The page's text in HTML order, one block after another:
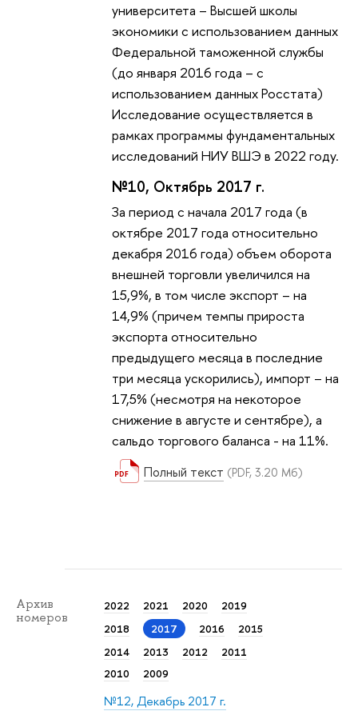
университета – Высшей школы
экономики с использованием данных
Федеральной таможенной службы
(до января 2016 года – с
использованием данных Росстата)
Исследование осуществляется в
рамках программы фундаментальных
исследований НИУ ВШЭ в 2022 году.
№10, Октябрь 2017 г.
За период с начала 2017 года (в
октябре 2017 года относительно
декабря 2016 года) объем оборота
внешней торговли увеличился на
15,9%, в том числе экспорт – на
14,9% (причем темпы прироста
экспорта относительно
предыдущего месяца в последние
три месяца ускорились), импорт – на
17,5% (несмотря на некоторое
снижение в августе и сентябре), а
сальдо торгового баланса - на 11%.
Полный текст (PDF, 3.20 Мб)
Архив
номеров
2022 2021 2020
2019
2018
2017 2016
2015
2014
2013 2012
2011
2010
2009
№12, Декабрь 2017 г.